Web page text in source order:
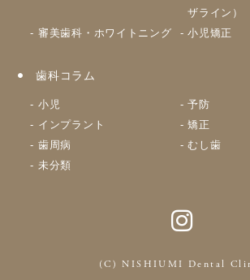
ザライン）
審美歯科・ホワイトニング
小児矯正
歯科コラム
小児
予防
インプラント
矯正
歯周病
むし歯
未分類
(C) NISHIUMI Dental